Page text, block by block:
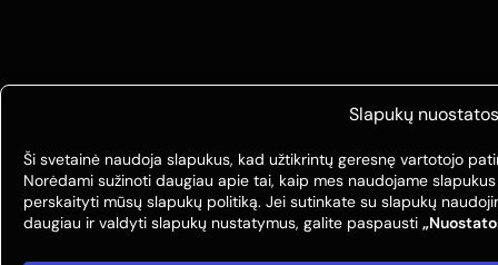
Slapukų nuostatos
Ši svetainė naudoja slapukus, kad užtikrintų geresnę vartotojo
Norėdami sužinoti daugiau apie tai, kaip mes naudojame
perskaityti mūsų slapukų politiką. Jei sutinkate su slapukų
daugiau ir valdyti slapukų nustatymus, galite paspausti